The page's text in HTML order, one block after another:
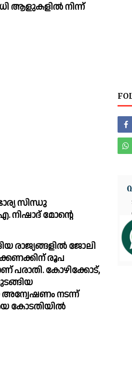
ആളുകളില്‍ നിന്ന്
സിന്ധു
നിഷാദ് മോന്റെ
രാജ്യങ്ങളില്‍ ജോലി
രൂപ
പരാതി. കോഴിക്കോട്,
അന്വേഷണം നടന്ന്
കോടതിയില്‍